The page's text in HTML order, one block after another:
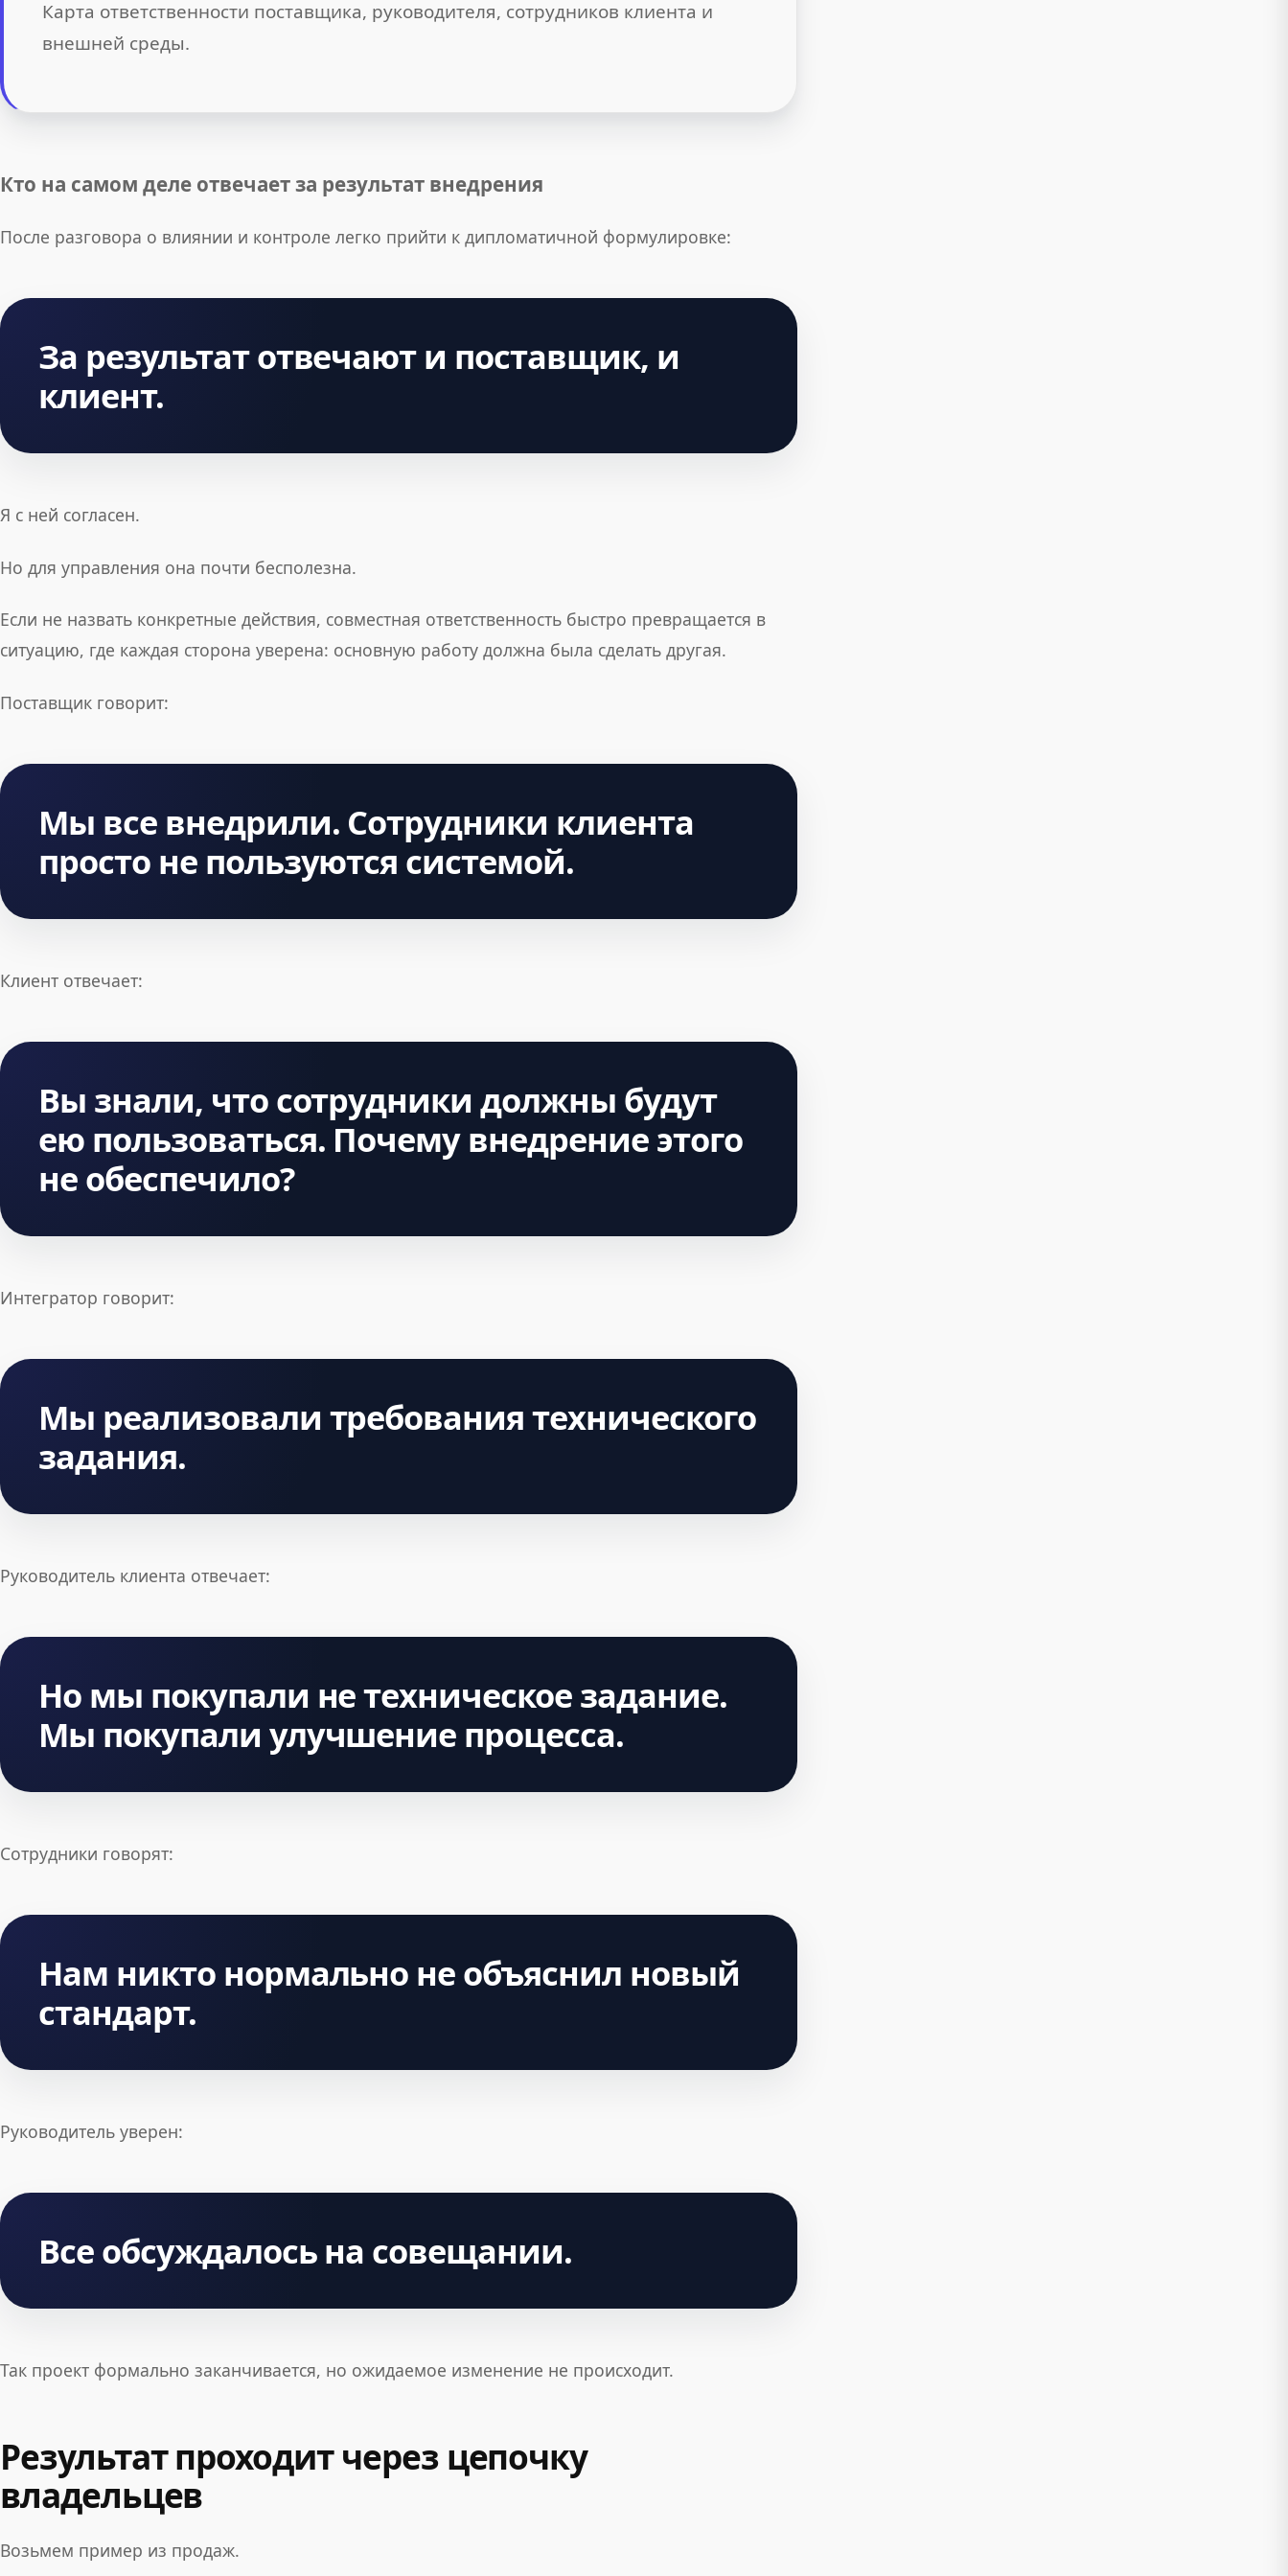
Карта ответственности поставщика, руководителя, сотрудников клиента и
внешней среды.
Кто на самом деле отвечает за результат внедрения
После разговора о влиянии и контроле легко прийти к дипломатичной формулировке:
За результат отвечают и поставщик, и
клиент.
Я с ней согласен.
Но для управления она почти бесполезна.
Если не назвать конкретные действия, совместная ответственность быстро превращается в
ситуацию, где каждая сторона уверена: основную работу должна была сделать другая.
Поставщик говорит:
Мы все внедрили. Сотрудники клиента
просто не пользуются системой.
Клиент отвечает:
Вы знали, что сотрудники должны будут
ею пользоваться. Почему внедрение этого
не обеспечило?
Интегратор говорит:
Мы реализовали требования технического
задания.
Руководитель клиента отвечает:
Но мы покупали не техническое задание.
Мы покупали улучшение процесса.
Сотрудники говорят:
Нам никто нормально не объяснил новый
стандарт.
Руководитель уверен:
Все обсуждалось на совещании.
Так проект формально заканчивается, но ожидаемое изменение не происходит.
Результат проходит через цепочку
владельцев
Возьмем пример из продаж.